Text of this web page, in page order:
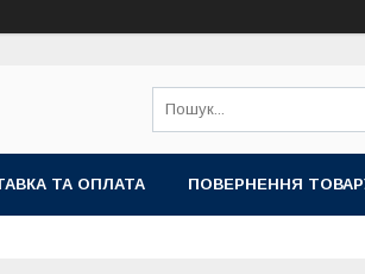
ТА ОПЛАТА ПОВЕРНЕННЯ